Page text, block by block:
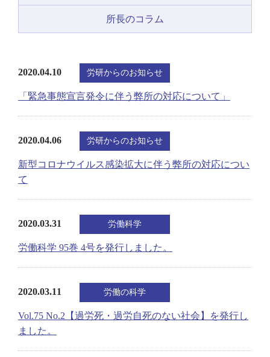
所長のコラム
2020.04.10 労研からのお知らせ
「緊急事態宣言発令に伴う弊所の対応について」
2020.04.06 労研からのお知らせ
新型コロナウイルス感染拡大に伴う弊所の対応につい
て
2020.03.31 労働科学
労働科学 95巻 4号を発行しました。
2020.03.11 労働の科学
Vol.75 No.2【過労死・過労自死のない社会】を発行し
ました。